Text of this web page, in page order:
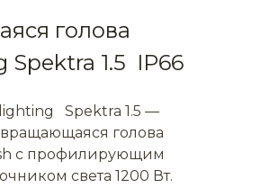
голова
1.5 IP66
Spektra 1.5 —
голова
с профилирующим
света 1200 Вт.